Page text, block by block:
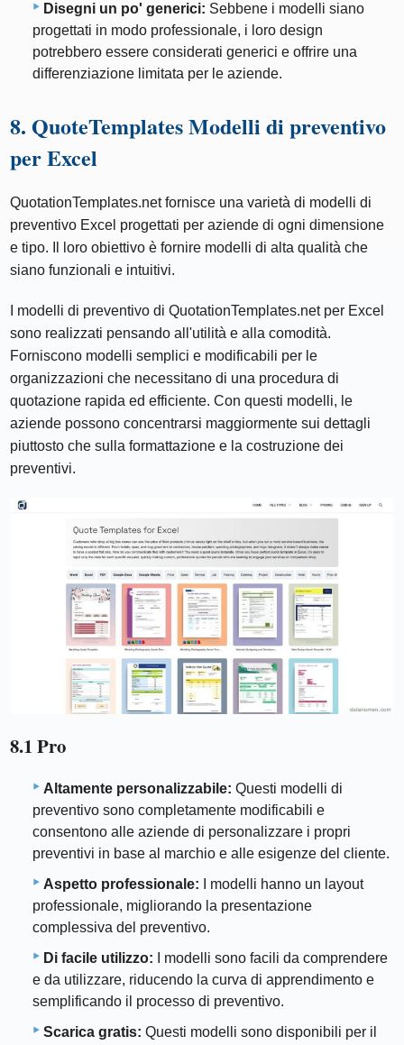
Disegni un po' generici: Sebbene i modelli siano
progettati in modo professionale, i loro design
potrebbero essere considerati generici e offrire una
differenziazione limitata per le aziende.
8. QuoteTemplates Modelli di preventivo
per Excel
QuotationTemplates.net fornisce una varietà di modelli di
preventivo Excel progettati per aziende di ogni dimensione
e tipo. Il loro obiettivo è fornire modelli di alta qualità che
siano funzionali e intuitivi.
I modelli di preventivo di QuotationTemplates.net per Excel
sono realizzati pensando all'utilità e alla comodità.
Forniscono modelli semplici e modificabili per le
organizzazioni che necessitano di una procedura di
quotazione rapida ed efficiente. Con questi modelli, le
aziende possono concentrarsi maggiormente sui dettagli
piuttosto che sulla formattazione e la costruzione dei
preventivi.
8.1 Pro
Altamente personalizzabile: Questi modelli di
preventivo sono completamente modificabili e
consentono alle aziende di personalizzare i propri
preventivi in ​​base al marchio e alle esigenze del cliente.
Aspetto professionale: I modelli hanno un layout
professionale, migliorando la presentazione
complessiva del preventivo.
Di facile utilizzo: I modelli sono facili da comprendere
e da utilizzare, riducendo la curva di apprendimento e
semplificando il processo di preventivo.
Scarica gratis: Questi modelli sono disponibili per il